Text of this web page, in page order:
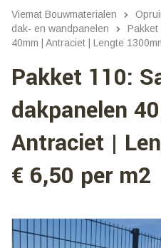
Viemat Bouwmaterialen
dak- en wandpanelen
Pakket
40mm | Antraciet | Lengte
Pakket 110:
dakpanelen
Antraciet |
€ 6,50 per m2